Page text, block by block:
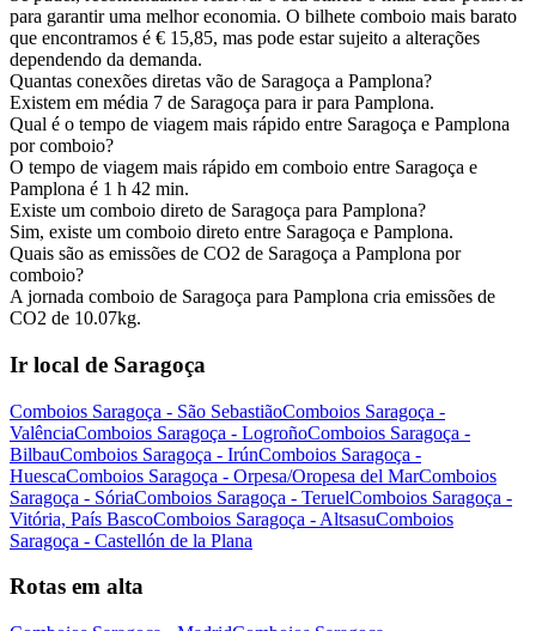
para garantir uma melhor economia. O bilhete comboio mais barato
que encontramos é € 15,85, mas pode estar sujeito a alterações
dependendo da demanda.
Quantas conexões diretas vão de Saragoça a Pamplona?
Existem em média 7 de Saragoça para ir para Pamplona.
Qual é o tempo de viagem mais rápido entre Saragoça e Pamplona
por comboio?
O tempo de viagem mais rápido em comboio entre Saragoça e
Pamplona é 1 h 42 min.
Existe um comboio direto de Saragoça para Pamplona?
Sim, existe um comboio direto entre Saragoça e Pamplona.
Quais são as emissões de CO2 de Saragoça a Pamplona por
comboio?
A jornada comboio de Saragoça para Pamplona cria emissões de
CO2 de 10.07kg.
Ir local de Saragoça
Comboios Saragoça - São SebastiãoComboios Saragoça -
ValênciaComboios Saragoça - LogroñoComboios Saragoça -
BilbauComboios Saragoça - IrúnComboios Saragoça -
HuescaComboios Saragoça - Orpesa/Oropesa del MarComboios
Saragoça - SóriaComboios Saragoça - TeruelComboios Saragoça -
Vitória, País BascoComboios Saragoça - AltsasuComboios
Saragoça - Castellón de la Plana
Rotas em alta